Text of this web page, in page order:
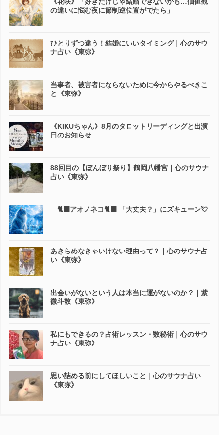
《花咲》「好きだけじゃ結婚できないかも…価値観
の違いに悩む夜に節制逆位置がでたら」
ひとりずつ違う！結婚にいいタイミング｜心のサウ
ナ占い《東弥》
当事者、被害者にならないために今からやるべきこ
と《東弥》
《KIKUちゃん》8月のタロットリーディングと出演
日のお知らせ
88回目の【ぼんぼり祭り】鶴岡八幡宮｜心のサウナ
占い《東弥》
🐈‍⬛アオノネコ🐈‍⬛ 「大丈夫？」にズキューン💘
あきらめなきゃいけない理由って？｜心のサウナ占
い《東弥》
出会いがないという人は本当に運がないのか？｜紫
微斗数《東弥》
私にもできるの？占術レッスン・数秘術｜心のサウ
ナ占い《東弥》
思い詰める前にしてほしいこと｜心のサウナ占い
《東弥》